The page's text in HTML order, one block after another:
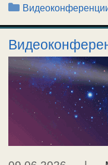
Рубрики